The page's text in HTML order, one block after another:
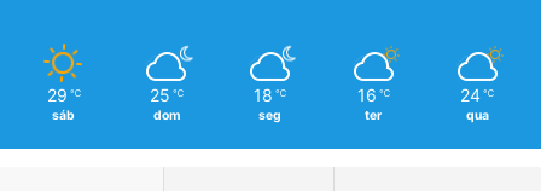
29 ℃
sáb
25 ℃
dom
18 ℃
seg
16 ℃
ter
24 ℃
qua